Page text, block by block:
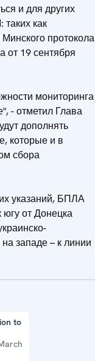
и для других
как
протокола
от 19 сентября
мониторинга
- отметил Глава
дополнять
которые и в
сбора
указаний, БПЛА
от Донецка
западе – к линии
to